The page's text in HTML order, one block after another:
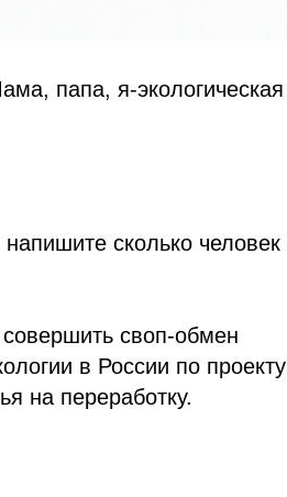
папа, я-экологическая
сколько человек
своп-обмен
в России по проекту
на переработку.